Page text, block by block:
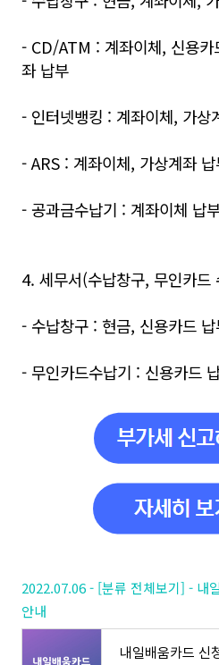
- CD/ATM : 계좌이체, 신용카
좌 납부
- 인터넷뱅킹 : 계좌이체, 가상
- ARS : 계좌이체, 가상계좌
- 공과금수납기 : 계좌이체 납
4. 세무서(수납창구, 무인카드
- 수납창구 : 현금, 신용카드
- 무인카드수납기 : 신용카드
2022.07.06 - [분류 전체보기] - 내
안내
내일배움카드 신